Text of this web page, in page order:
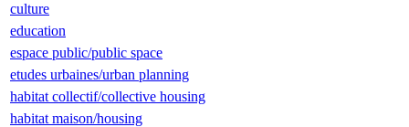
culture
education
espace public/public space
etudes urbaines/urban planning
habitat collectif/collective housing
habitat maison/housing